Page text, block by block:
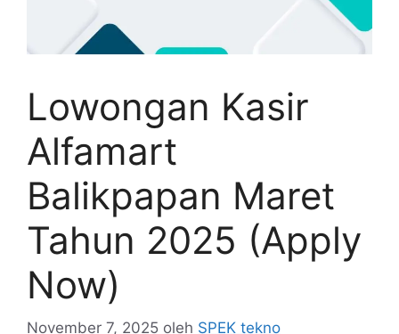
Lowongan Kasir
Alfamart
Balikpapan Maret
Tahun 2025 (Apply
Now)
November 7, 2025 oleh SPEK tekno